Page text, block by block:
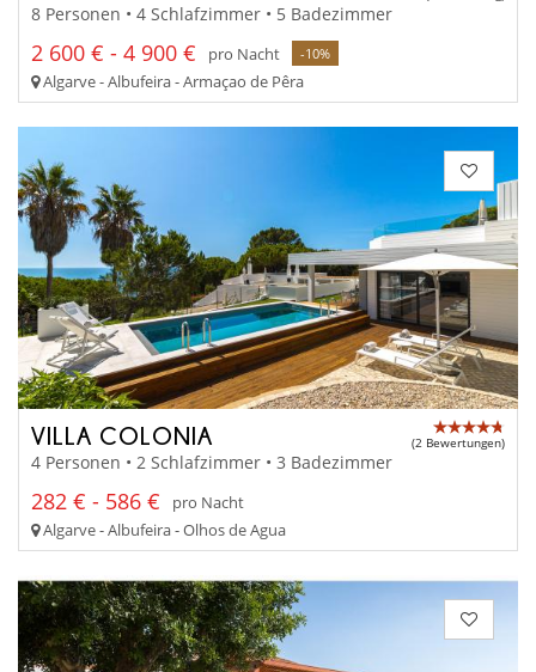
8 Personen • 4 Schlafzimmer • 5 Badezimmer
2 600 € - 4 900 € pro Nacht -10%
Algarve - Albufeira - Armaçao de Pêra
VILLA COLONIA (2 Bewertungen)
4 Personen • 2 Schlafzimmer • 3 Badezimmer
282 € - 586 €
pro Nacht
Algarve - Albufeira - Olhos de Agua